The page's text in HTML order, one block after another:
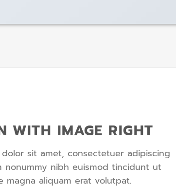
WITH IMAGE RIGHT
sit amet, consectetuer adipiscing
nonummy nibh euismod tincidunt ut
magna aliquam erat volutpat.